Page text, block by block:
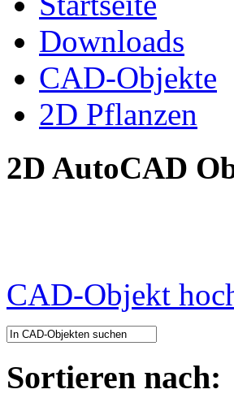
Downloads
CAD-Objekte
2D Pflanzen
2D AutoCAD
CAD-Objekt
Sortieren nach: